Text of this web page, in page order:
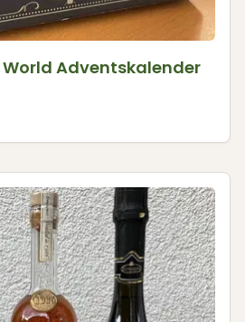
Adventskalender